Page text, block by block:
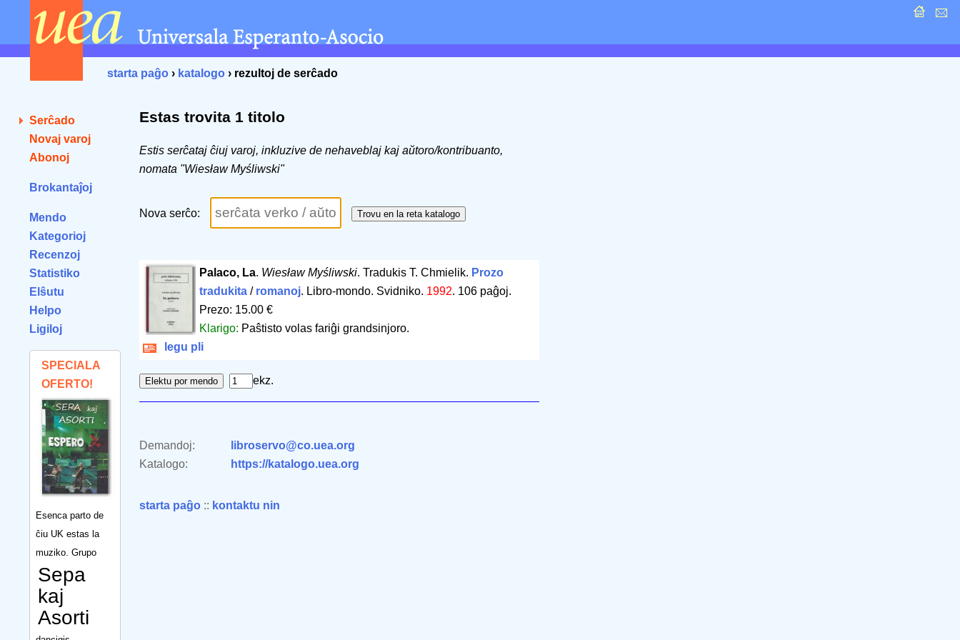
starta paĝo › katalogo › rezultoj de serĉado
Serĉado
Novaj varoj
Abonoj
Brokantaĵoj
Mendo
Kategorioj
Recenzoj
Statistiko
Elŝutu
Helpo
Ligiloj
SPECIALA
OFERTO!
Esenca parto de
ĉiu UK estas la
muziko. Grupo
Sepa
kaj
Asorti
Estas trovita 1 titolo
Estis serĉataj ĉiuj varoj, inkluzive de nehaveblaj kaj aŭtoro/kontribuanto,
nomata "Wiesław Myśliwski"
Nova serĉo:
Palaco, La. Wiesław Myśliwski. Tradukis T. Chmielik. Prozo
tradukita/ romanoj. Libro-mondo. Svidniko. 1992. 106 paĝoj.
Prezo: 15.00 €
Klarigo: Paŝtisto volas fariĝi grandsinjoro.
legu pli
ekz.
Demandoj:
libroservo@co.uea.org
Katalogo:
https://katalogo.uea.org
starta paĝo :: kontaktu nin